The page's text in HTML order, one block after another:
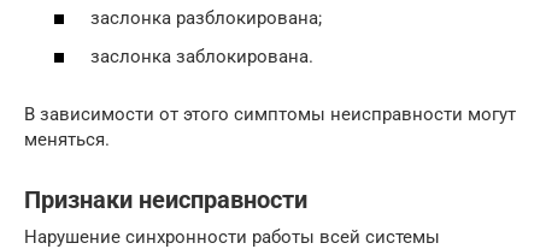
заслонка разблокирована;
заслонка заблокирована.
В зависимости от этого симптомы неисправности могут
меняться.
Признаки неисправности
Нарушение синхронности работы всей системы